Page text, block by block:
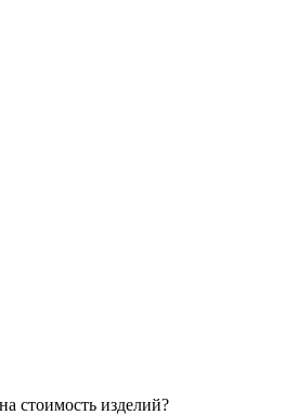
стоимость изделий?